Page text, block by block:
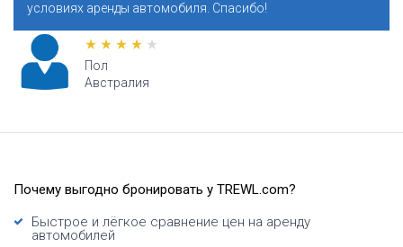
условиях аренды автомобиля. Спасибо!
Пол
Австралия
Почему выгодно бронировать у TREWL.com?
Быстрое и лёгкое сравнение цен на аренду
автомобилей